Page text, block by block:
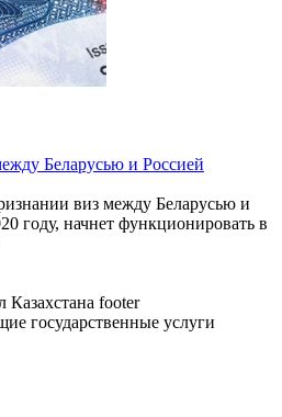
Беларусью и Россией
виз между Беларусью и
году, начнет функционировать в
государственные услуги